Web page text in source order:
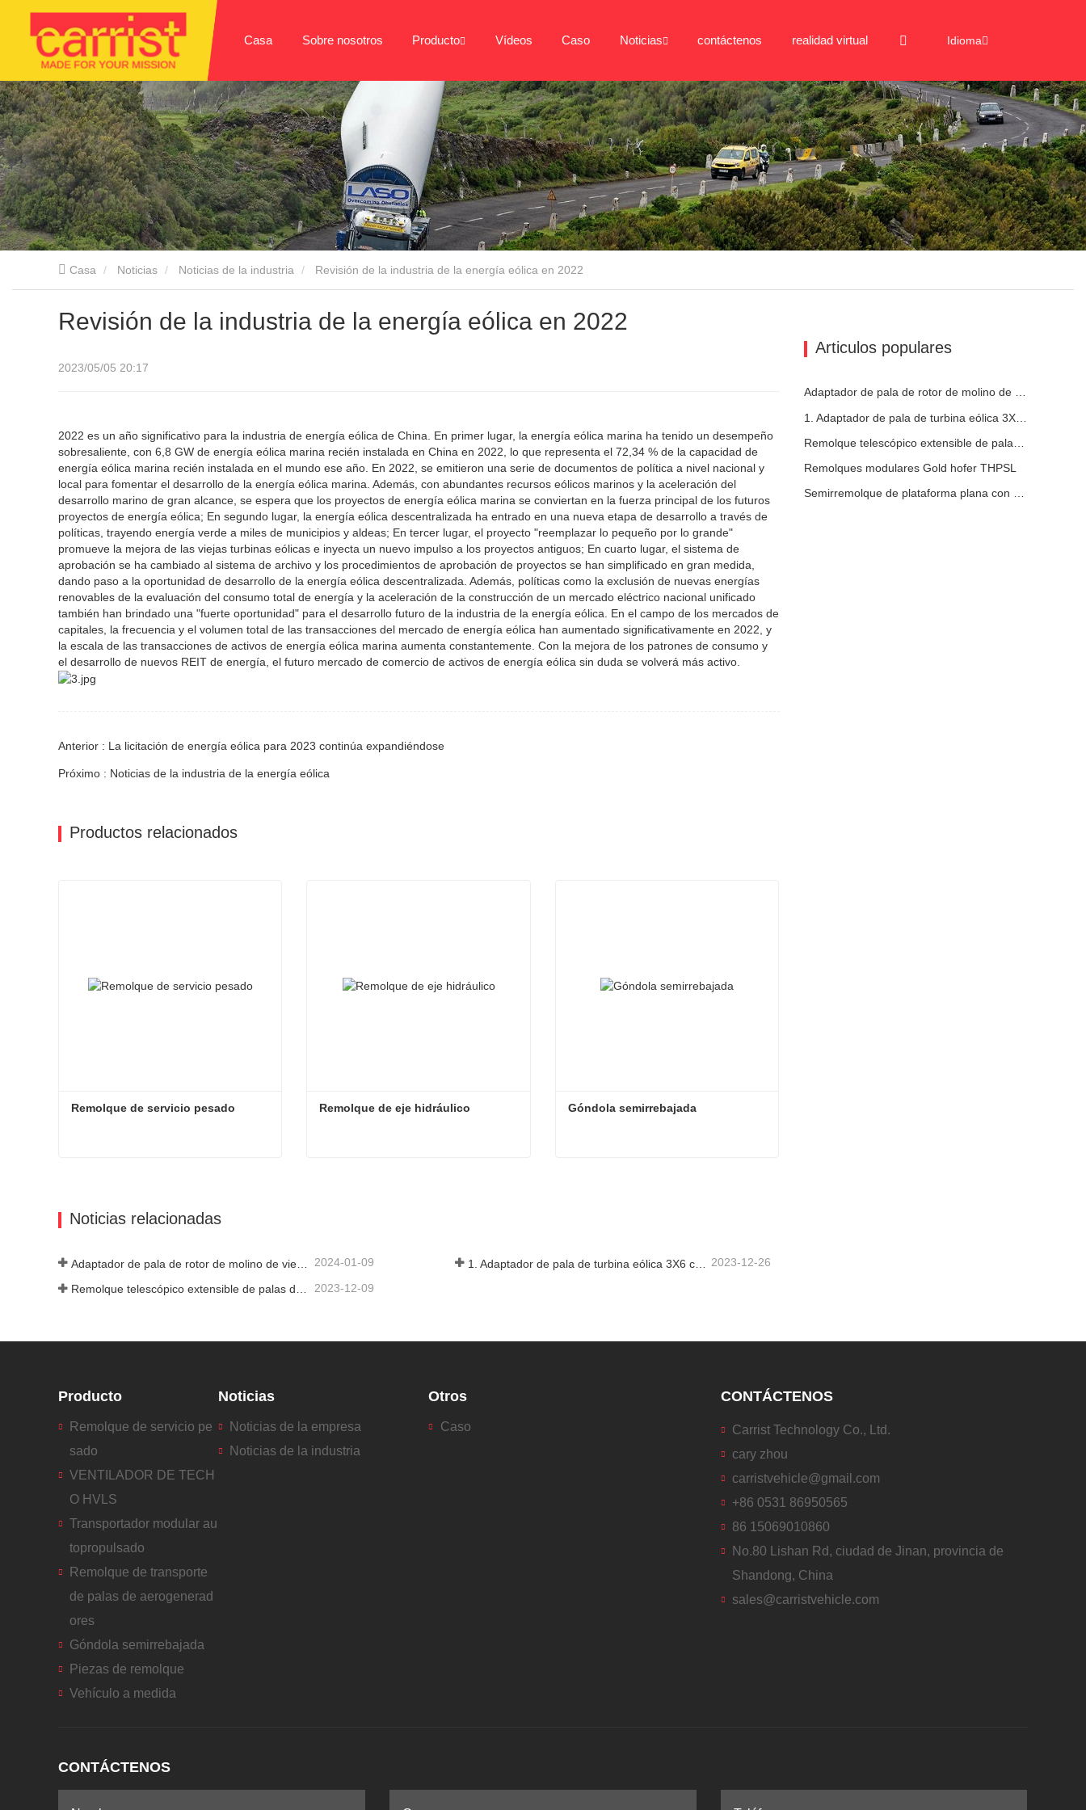
Casa Sobre nosotros Producto Vídeos Caso Noticias contáctenos realidad virtual Idioma
Casa Noticias Noticias de la industria Revisión de la industria de la energía eólica en 2022
Revisión de la industria de la energía eólica en 2022
2023/05/05 20:17
2022 es un año significativo para la industria de energía eólica de China. En primer lugar, la energía eólica marina ha tenido un desempeño
sobresaliente, con 6,8 GW de energía eólica marina recién instalada en China en 2022, lo que representa el 72,34 % de la capacidad de
energía eólica marina recién instalada en el mundo ese año. En 2022, se emitieron una serie de documentos de política a nivel nacional y
local para fomentar el desarrollo de la energía eólica marina. Además, con abundantes recursos eólicos marinos y la aceleración del
desarrollo marino de gran alcance, se espera que los proyectos de energía eólica marina se conviertan en la fuerza principal de los futuros
proyectos de energía eólica; En segundo lugar, la energía eólica descentralizada ha entrado en una nueva etapa de desarrollo a través de
políticas, trayendo energía verde a miles de municipios y aldeas; En tercer lugar, el proyecto "reemplazar lo pequeño por lo grande"
promueve la mejora de las viejas turbinas eólicas e inyecta un nuevo impulso a los proyectos antiguos; En cuarto lugar, el sistema de
aprobación se ha cambiado al sistema de archivo y los procedimientos de aprobación de proyectos se han simplificado en gran medida,
dando paso a la oportunidad de desarrollo de la energía eólica descentralizada. Además, políticas como la exclusión de nuevas energías
renovables de la evaluación del consumo total de energía y la aceleración de la construcción de un mercado eléctrico nacional unificado
también han brindado una "fuerte oportunidad" para el desarrollo futuro de la industria de la energía eólica. En el campo de los mercados de
capitales, la frecuencia y el volumen total de las transacciones del mercado de energía eólica han aumentado significativamente en 2022, y
la escala de las transacciones de activos de energía eólica marina aumenta constantemente. Con la mejora de los patrones de consumo y
el desarrollo de nuevos REIT de energía, el futuro mercado de comercio de activos de energía eólica sin duda se volverá más activo.
Anterior : La licitación de energía eólica para 2023 continúa expandiéndose
Próximo : Noticias de la industria de la energía eólica
Productos relacionados
Remolque de servicio pesado Remolque de eje hidráulico Góndola semirrebajada
Noticias relacionadas
2024-01-09 1. Adaptador de pala de turbina eólica 3X6 con remolque modular 2023-12-26
2023-12-09
Articulos populares
Adaptador de pala de rotor de molino de viento
1. Adaptador de pala de turbina eólica 3X6 con remolque modular
Remolques modulares Gold hofer THPSL
Semirremolque de plataforma plana con pared lateral
Producto
Remolque de servicio pe
sado
VENTILADOR DE TECH
O HVLS
Transportador modular au
topropulsado
Remolque de transporte
de palas de aerogenerad
ores
Góndola semirrebajada
Piezas de remolque
Vehículo a medida
Noticias
Noticias de la empresa
Noticias de la industria
Otros
Caso
CONTÁCTENOS
Carrist Technology Co., Ltd.
cary zhou
carristvehicle@gmail.com
+86 0531 86950565
86 15069010860
No.80 Lishan Rd, ciudad de Jinan, provincia de
Shandong, China
sales@carristvehicle.com
CONTÁCTENOS